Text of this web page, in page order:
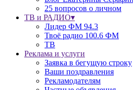
25 вопросов о личном
ТВ и РАДИО▾
Лидер ФМ 94.3
Твоё радио 100.6 ФМ
ТВ
Реклама и услуги
Заявка в бегущую строку
Ваши поздравления
Рекламодателям